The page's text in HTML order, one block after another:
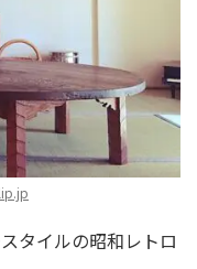
タイルの昭和レトロ